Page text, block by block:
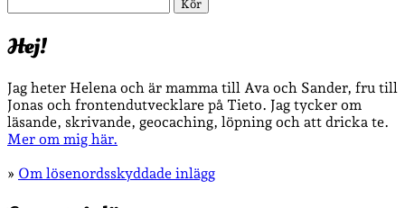
Hej!
Jag heter Helena och är mamma till Ava och Sander, fru till
Jonas och frontendutvecklare på Tieto. Jag tycker om
läsande, skrivande, geocaching, löpning och att dricka te.
Mer om mig här.
» Om lösenordsskyddade inlägg